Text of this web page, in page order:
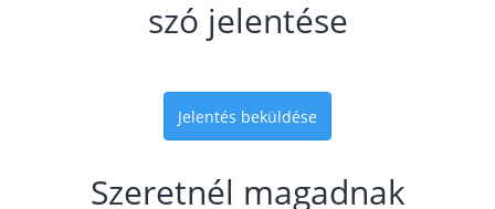
szó jelentése
Jelentés beküldése
Szeretnél magadnak